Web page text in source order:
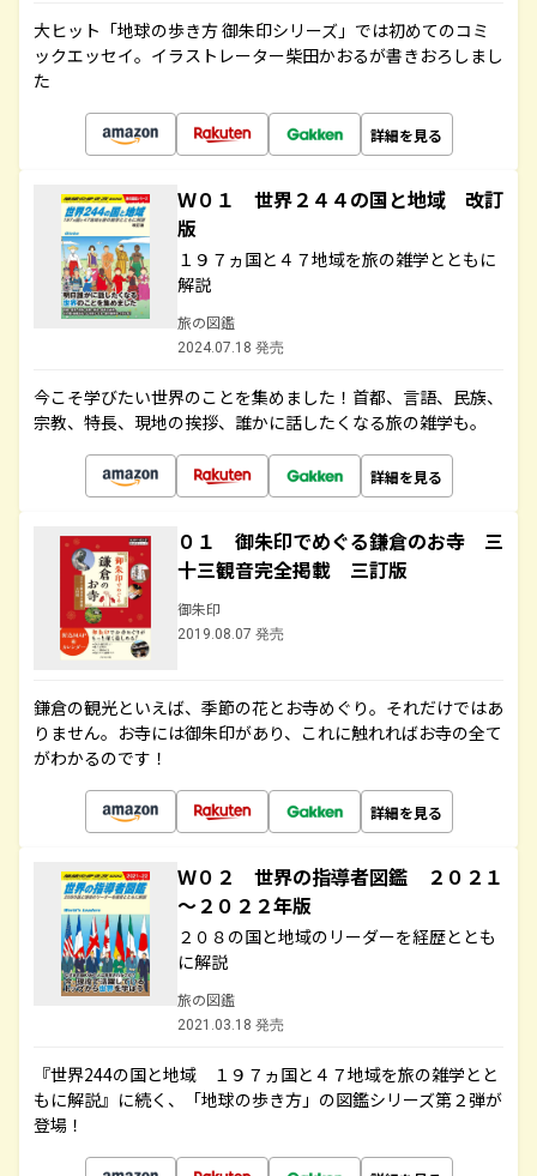
大ヒット「地球の歩き方 御朱印シリーズ」では初めてのコミ
ックエッセイ。イラストレーター柴田かおるが書きおろしまし
た
詳細を見る
Ｗ０１ 世界２４４の国と地域 改訂
版
１９７ヵ国と４７地域を旅の雑学とともに
解説
旅の図鑑
2024.07.18 発売
今こそ学びたい世界のことを集めました！首都、言語、民族、
宗教、特長、現地の挨拶、誰かに話したくなる旅の雑学も。
詳細を見る
０１ 御朱印でめぐる鎌倉のお寺 三
十三観音完全掲載 三訂版
御朱印
2019.08.07 発売
鎌倉の観光といえば、季節の花とお寺めぐり。それだけではあ
りません。お寺には御朱印があり、これに触れればお寺の全て
がわかるのです！
詳細を見る
Ｗ０２ 世界の指導者図鑑 ２０２１
～２０２２年版
２０８の国と地域のリーダーを経歴ととも
に解説
旅の図鑑
2021.03.18 発売
『世界244の国と地域 １９７ヵ国と４７地域を旅の雑学とと
もに解説』に続く、「地球の歩き方」の図鑑シリーズ第２弾が
登場！